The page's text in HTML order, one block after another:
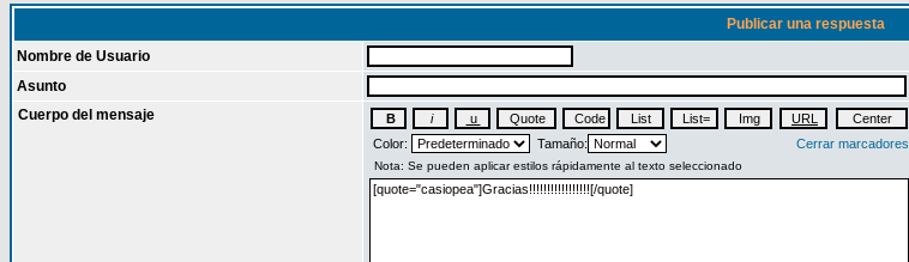
Publicar una respuesta
Nombre de Usuario
Asunto
Cuerpo del mensaje
Color: Tamaño: Cerrar marcadores